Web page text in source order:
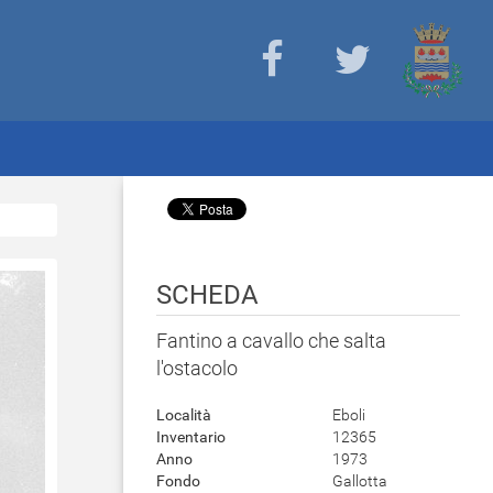
SCHEDA
Fantino a cavallo che salta
l'ostacolo
Località
Eboli
Inventario
12365
Anno
1973
Fondo
Gallotta